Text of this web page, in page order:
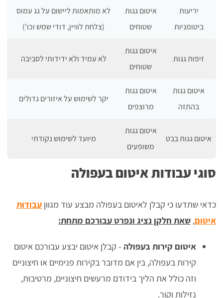
יריעות
ביטומניות
איטום גגות
שטוחים
לא מותאמות ליישום על גג עמוס
(צלחת לוויין, דודי שמש וכו')
זיפות גגות
איטום גגות
שטוחים
לא עמיד ולא ידידותי לסביבה
איטום גגות
בהתזה
איטום גגות
מרוצפים
יקר לשימוש על איזורים גדולים
איטום גגות בבט
איטום גגות
משופעים
מיועד לשימוש נקודתי
סוגי עבודות איטום בעפולה
כדאי שתדעו כי קבלן לאיטום בעפולה מבצע עוד מגוון עבודות
איטום, שאת חלקן נציג ונפרט עבורכם מתחת:
איטום קירות בעפולה - קבלן איטום יבצע עבורכם איטום
קירות בעפולה, בין אם מדובר בקירות פנימיים או חיצוניים
וזה כולל את הליך בידודם מרעשים חיצוניים, מרטיבות,
נזילות וקור.